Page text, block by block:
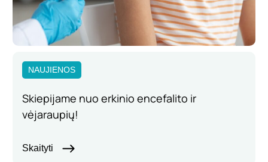
NAUJIENOS
Skiepijame nuo erkinio encefalito ir
vėjaraupių!
Skaityti